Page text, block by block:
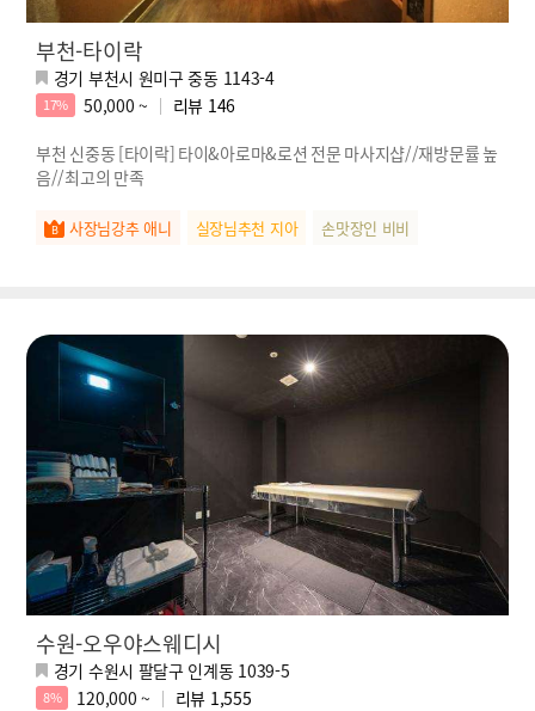
부천-타이락
경기 부천시 원미구 중동 1143-4
17% 50,000 ~ 리뷰 146
부천 신중동 [타이락] 타이&아로마&로션 전문 마사지샵//재방문률 높
음//최고의 만족
사장님강추 애니 실장님추천 지아 손맛장인 비비
수원-오우야스웨디시
경기 수원시 팔달구 인계동 1039-5
8% 120,000 ~ 리뷰 1,555